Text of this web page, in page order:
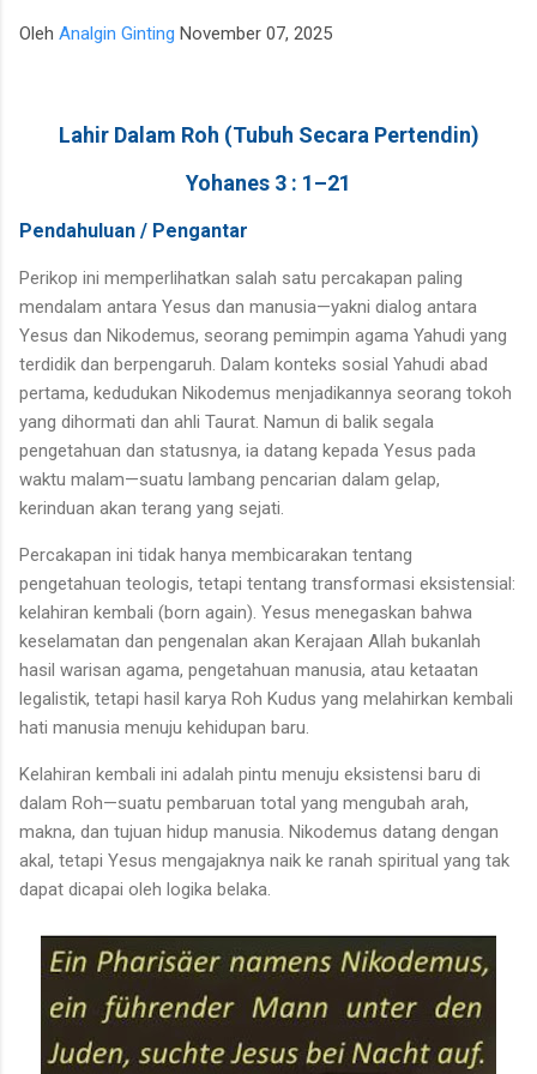
para talenta muda berpotensi tinggi seperti IM Satria Duta
dan Chelsea Monica Ignesias Sihite memiliki kedalaman sku...
Oleh Analgin Ginting November 07, 2025
Lahir Dalam Roh (Tubuh Secara Pertendin)
Yohanes 3 : 1–21
Pendahuluan / Pengantar
Perikop ini memperlihatkan salah satu percakapan paling
mendalam antara Yesus dan manusia—yakni dialog antara
Yesus dan Nikodemus, seorang pemimpin agama Yahudi yang
terdidik dan berpengaruh. Dalam konteks sosial Yahudi abad
pertama, kedudukan Nikodemus menjadikannya seorang tokoh
yang dihormati dan ahli Taurat. Namun di balik segala
pengetahuan dan statusnya, ia datang kepada Yesus pada
waktu malam—suatu lambang pencarian dalam gelap,
kerinduan akan terang yang sejati.
Percakapan ini tidak hanya membicarakan tentang
pengetahuan teologis, tetapi tentang transformasi eksistensial:
kelahiran kembali (born again). Yesus menegaskan bahwa
keselamatan dan pengenalan akan Kerajaan Allah bukanlah
hasil warisan agama, pengetahuan manusia, atau ketaatan
legalistik, tetapi hasil karya Roh Kudus yang melahirkan kembali
hati manusia menuju kehidupan baru.
Kelahiran kembali ini adalah pintu menuju eksistensi baru di
dalam Roh—suatu pembaruan total yang mengubah arah,
makna, dan tujuan hidup manusia. Nikodemus datang dengan
akal, tetapi Yesus mengajaknya naik ke ranah spiritual yang tak
dapat dicapai oleh logika belaka.